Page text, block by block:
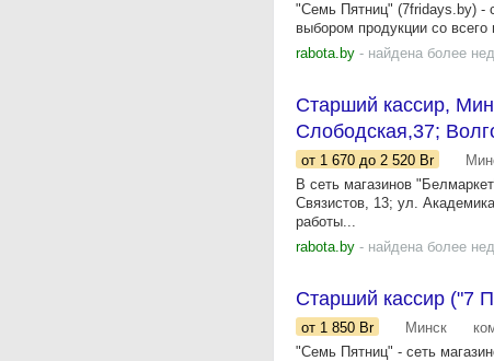
"Семь Пятниц" (7fridays.by) -
выбором продукции со
rabota.by - найдена более
Старший кассир,
Слободская,37;
от 1 670 до 2 520 Br
В сеть магазинов
Связистов, 13; ул.
работы...
rabota.by - найдена более
Старший кассир ("7
от 1 850 Br Минск
"Семь Пятниц" - сеть